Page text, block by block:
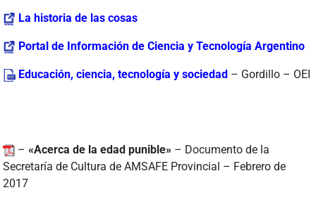
La historia de las cosas
Portal de Información de Ciencia y Tecnología Argentino
Educación, ciencia, tecnología y sociedad – Gordillo – OEI
–«Acerca de la edad punible» – Documento de la
Secretaría de Cultura de AMSAFE Provincial – Febrero de
2017